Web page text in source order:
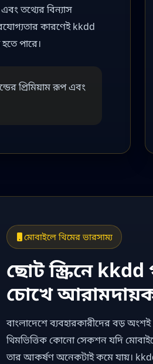
তথ্যের বিন্যাস
কারণেই kkdd
পারে।
প্রিমিয়াম রূপ এবং
মোবাইলে থিমের ভারসাম্য
ছোট স্ক্রিনে
চোখে
বাংলাদেশে ব্যবহারকারীদের বড়
থিমভিত্তিক কোনো সেকশন যদি
তার আকর্ষণ অনেকটাই কমে যায়।